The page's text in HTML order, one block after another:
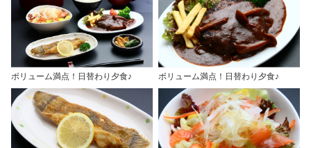
ボリューム満点！日替わり夕食♪ ボリューム満点！日替わり夕食♪